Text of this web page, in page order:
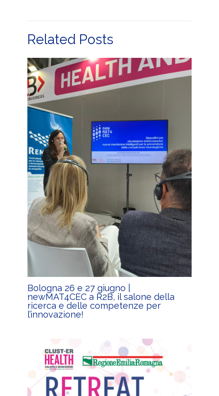
Related Posts
Bologna 26 e 27 giugno |
newMAT4CEC a R2B, il salone della
ricerca e delle competenze per
l’innovazione!